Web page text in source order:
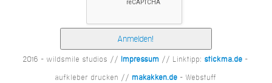
2016 - wildsmile studios //Impressum // Linktipp:stickma.de -
aufkleber drucken // makakken.de - Webstuff